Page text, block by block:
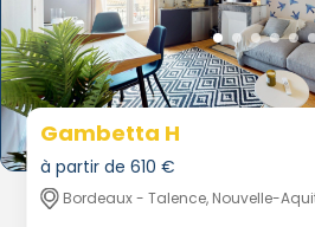
Gambetta H
à partir de 610 €
Bordeaux - Talence, Nouvelle-